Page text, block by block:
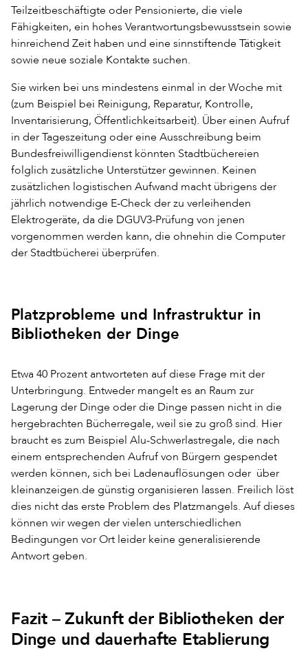
Teilzeitbeschäftigte oder Pensionierte, die viele
Fähigkeiten, ein hohes Verantwortungsbewusstsein sowie
hinreichend Zeit haben und eine sinnstiftende Tätigkeit
sowie neue soziale Kontakte suchen.
Sie wirken bei uns mindestens einmal in der Woche mit
(zum Beispiel bei Reinigung, Reparatur, Kontrolle,
Inventarisierung, Öffentlichkeitsarbeit). Über einen Aufruf
in der Tageszeitung oder eine Ausschreibung beim
Bundesfreiwilligendienst könnten Stadtbüchereien
folglich zusätzliche Unterstützer gewinnen. Keinen
zusätzlichen logistischen Aufwand macht übrigens der
jährlich notwendige E-Check der zu verleihenden
Elektrogeräte, da die DGUV3-Prüfung von jenen
vorgenommen werden kann, die ohnehin die Computer
der Stadtbücherei überprüfen.
Platzprobleme und Infrastruktur in
Bibliotheken der Dinge
Etwa 40 Prozent antworteten auf diese Frage mit der
Unterbringung. Entweder mangelt es an Raum zur
Lagerung der Dinge oder die Dinge passen nicht in die
hergebrachten Bücherregale, weil sie zu groß sind. Hier
braucht es zum Beispiel Alu-Schwerlastregale, die nach
einem entsprechenden Aufruf von Bürgern gespendet
werden können, sich bei Ladenauflösungen oder über
kleinanzeigen.de günstig organisieren lassen. Freilich löst
dies nicht das erste Problem des Platzmangels. Auf dieses
können wir wegen der vielen unterschiedlichen
Bedingungen vor Ort leider keine generalisierende
Antwort geben.
Fazit – Zukunft der Bibliotheken der
Dinge und dauerhafte Etablierung